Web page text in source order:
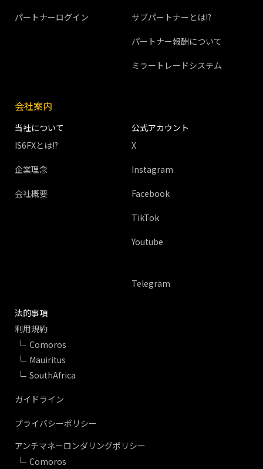
パートナーログイン サブパートナーとは!?
パートナー報酬について
ミラートレードシステム
会社案内
当社について
IS6FXとは!?
企業理念
会社概要
公式アカウント
X
Instagram
Facebook
TikTok
Youtube
Telegram
法的事項
利用規約
Comoros
Mauiritus
SouthAfrica
ガイドライン
プライバシーポリシー
アンチマネーロンダリングポリシー
Comoros